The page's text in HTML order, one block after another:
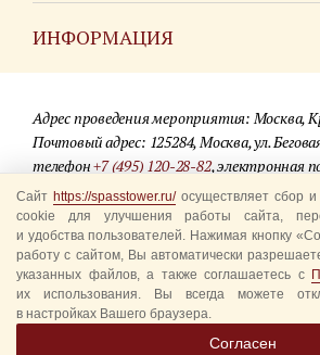
ИНФОРМАЦИЯ
Для СМИ
Где купить билеты
Акции
Вопрос-ответ
Правила посещения
Уполномоченные представители
Адрес проведения мероприятия: Москва,
Почтовый адрес: 125284, Москва, ул.
телефон+7 (495) 120-28-82, электронная
info@spasstower.ru
© 2009-2025 Официальный сайт фестиваля
Разработка сайта —студия «Сибирикс»
Сайт https://spasstower.ru/осуществляет сбор
cookie для улучшения работы сайта,
и удобства пользователей. Нажимая кнопку
работу с сайтом, Вы автоматически
указанных файлов, а также соглашаетесь с
их использования. Вы всегда можете
в настройках Вашего браузера.
Согласен